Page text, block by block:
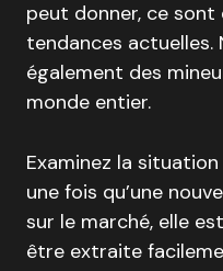
peut donner, ce sont
tendances actuelles.
également des
monde entier.
Examinez la
une fois qu’une
sur le marché, elle
être extraite